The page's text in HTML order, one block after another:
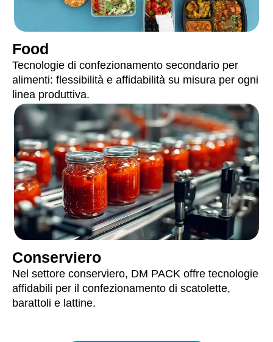
Food
Tecnologie di confezionamento secondario per
alimenti: flessibilità e affidabilità su misura per ogni
linea produttiva.
Conserviero
Nel settore conserviero, DM PACK offre tecnologie
affidabili per il confezionamento di scatolette,
barattoli e lattine.